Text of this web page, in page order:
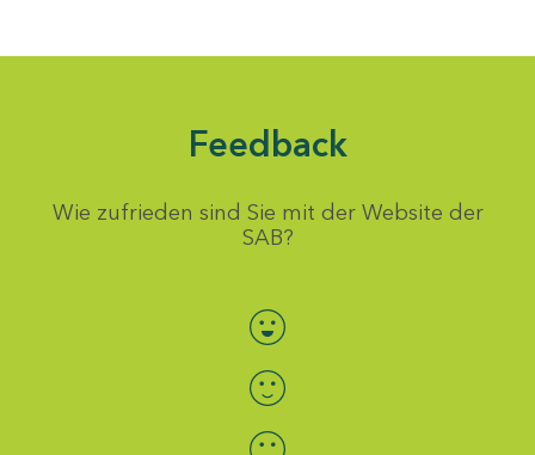
Feedback
Wie zufrieden sind Sie mit der Website der
SAB?
Bewertung auswählen